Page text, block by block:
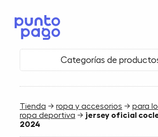
Categorías de
Tienda →ropa y accesorios →para
ropa deportiva → jersey oficial
2024